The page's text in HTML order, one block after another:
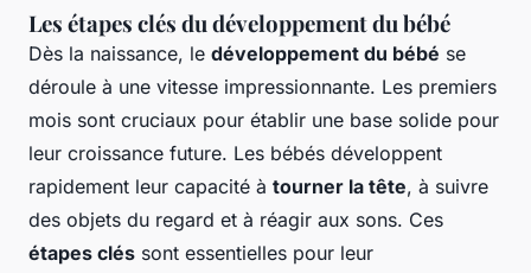
Les étapes clés du développement du bébé
Dès la naissance, le développement du bébé se
déroule à une vitesse impressionnante. Les premiers
mois sont cruciaux pour établir une base solide pour
leur croissance future. Les bébés développent
rapidement leur capacité à tourner la tête, à suivre
des objets du regard et à réagir aux sons. Ces
étapes clés sont essentielles pour leur